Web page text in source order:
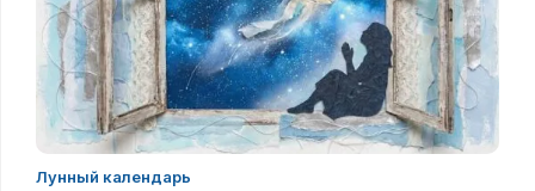
Лунный календарь